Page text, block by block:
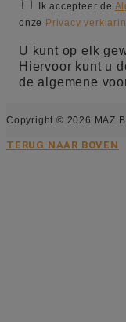
Ik accepteer de
onze Privacy
U kunt op elk
Hiervoor kunt u
de algemene
Copyright © 2026 MAZ
TERUG NAAR BOVEN